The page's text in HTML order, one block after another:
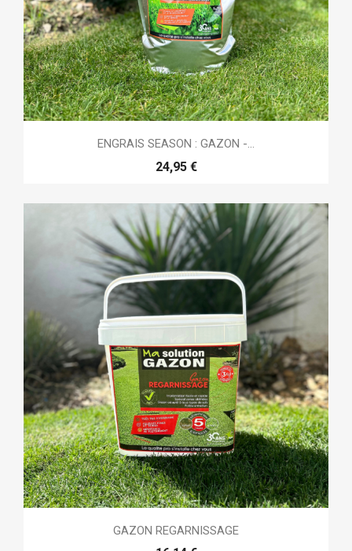
ENGRAIS SEASON : GAZON -...
24,95 €
GAZON REGARNISSAGE